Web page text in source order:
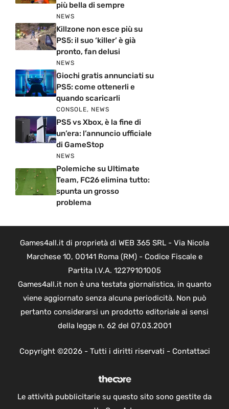
più bella di sempre
NEWS
Killzone non esce più su
PS5: il suo ‘killer’ è già
pronto, fan delusi
NEWS
Giochi gratis annunciati su
PS5: come ottenerli e
quando scaricarli
CONSOLE, NEWS
PS5 vs Xbox, è la fine di
un’era: l’annuncio ufficiale
di GameStop
NEWS
Polemiche su Ultimate
Team, FC26 elimina tutto:
spunta un grosso
problema
Games4all.it di proprietà di WEB 365 SRL - Via Nicola
Marchese 10, 00141 Roma (RM) - Codice Fiscale e
Partita I.V.A. 12279101005
Games4all.it non è una testata giornalistica, in quanto
viene aggiornato senza alcuna periodicità. Non può
pertanto considerarsi un prodotto editoriale ai sensi
della legge n. 62 del 07.03.2001
Copyright ©2026 - Tutti i diritti riservati - Contattaci
Le attività pubblicitarie su questo sito sono gestite da